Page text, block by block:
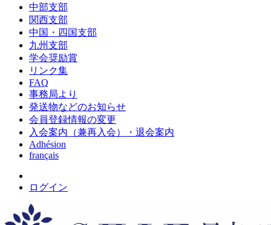
中部支部
関西支部
中国・四国支部
九州支部
学会奨励賞
リンク集
FAQ
事務局より
発送物などのお知らせ
会員登録情報の変更
入会案内（兼再入会）・退会案内
Adhésion
français
ログイン